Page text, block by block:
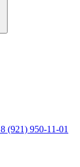
8 (921) 950-11-01